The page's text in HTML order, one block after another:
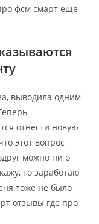
фсм смарт еще
выводила одним
отнести новую
этот вопрос
можно ни о
то заработаю
тоже не было
отзывы где про